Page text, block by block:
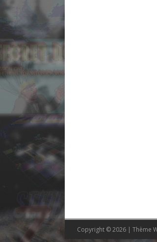
Copyright © 2026 | Thème